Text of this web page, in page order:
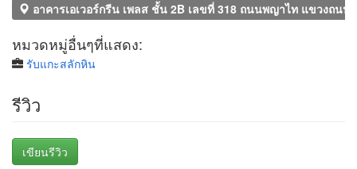
อาคารเอเวอร์กรีน เพลส ชั้น 2B เลขที่ 318 ถนนพญาไท แขวงถนน
หมวดหมู่อื่นๆที่แสดง:
รับแกะสลักหิน
รีวิว
เขียนรีวิว